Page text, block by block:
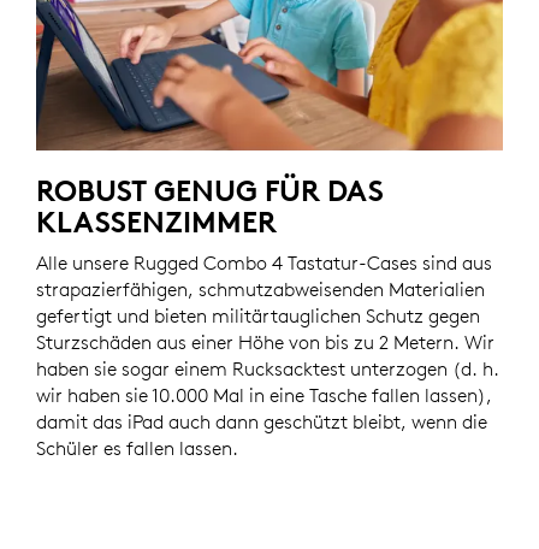
ROBUST GENUG FÜR DAS
KLASSENZIMMER
Alle unsere Rugged Combo 4 Tastatur-Cases sind aus
strapazierfähigen, schmutzabweisenden Materialien
gefertigt und bieten militärtauglichen Schutz gegen
Sturzschäden aus einer Höhe von bis zu 2 Metern. Wir
haben sie sogar einem Rucksacktest unterzogen (d. h.
wir haben sie 10.000 Mal in eine Tasche fallen lassen),
damit das iPad auch dann geschützt bleibt, wenn die
Schüler es fallen lassen.